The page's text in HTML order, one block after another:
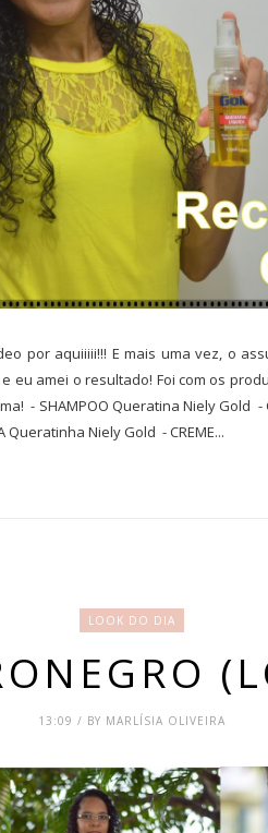
por aquiiiii!!! E mais uma vez, o
e eu amei o resultado! Foi com os
- SHAMPOO Queratina Niely Gold -
Queratinha Niely Gold - CREME...
LOOK DO DIA
13:09 / BY MARLÍSIA OLIVEIRA